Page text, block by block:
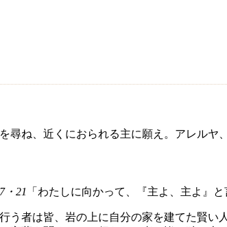
尋ね、近くにおられる主に願え。アレルヤ
7・21 「わたしに向かって、『主よ、主よ』
う者は皆、岩の上に自分の家を建てた賢い